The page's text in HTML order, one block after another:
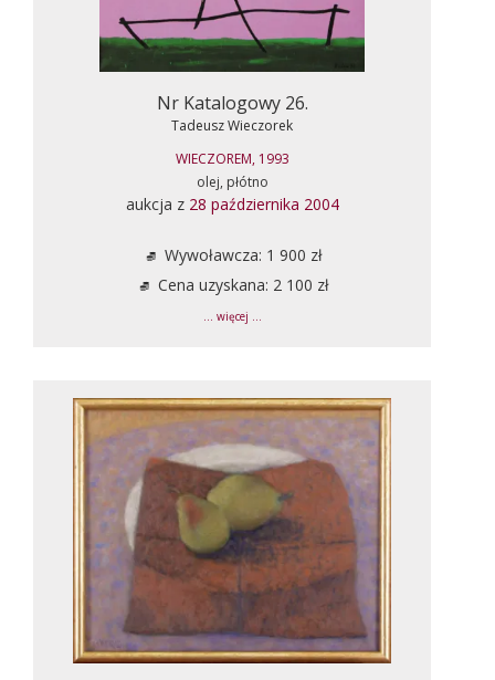
Nr Katalogowy 26.
Tadeusz Wieczorek
WIECZOREM, 1993
olej, płótno
aukcja z 28 października 2004
Wywoławcza: 1 900 zł
Cena uzyskana: 2 100 zł
... więcej ...